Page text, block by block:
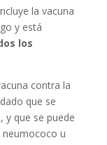
la vacuna
y está
los
contra la
que se
y que se puede
neumococo u